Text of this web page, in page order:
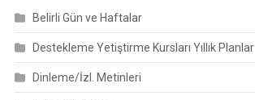
Belirli Gün ve Haftalar
Destekleme Yetiştirme Kursları Yıllık Planlar
Dinleme/İzl. Metinleri